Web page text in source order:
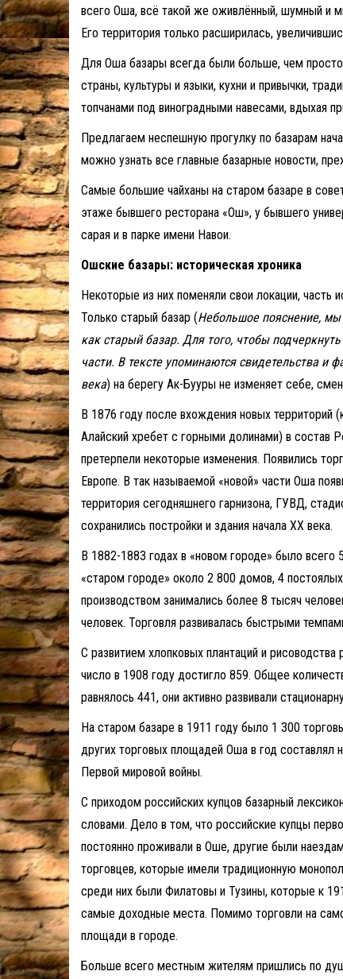
всего Оша, всё такой же оживлённый, шумный и
Его территория только расширилась,
Для Оша базары всегда были больше, чем просто
страны, культуры и языки, кухни и привычки,
топчанами под виноградными навесами, вдыхая
Предлагаем неспешную прогулку по базарам
можно узнать все главные базарные новости,
Самые большие чайханы на старом базаре в
этаже бывшего ресторана «Ош», у бывшего
сарая и в парке имени Навои.
Ошские базары: историческая хроника
Некоторые из них поменяли свои локации, часть
Только старый базар (Небольшое пояснение,
как старый базар. Для того, чтобы
части. В тексте упоминаются свидетельства и
века) на берегу Ак-Бууры не изменяет себе,
В 1876 году после вхождения новых территорий
Алайский хребет с горными долинами) в состав
претерпели некоторые изменения. Появились
Европе. В так называемой «новой» части Оша
территория сегодняшнего гарнизона, ГУВД,
сохранились постройки и здания начала ХХ века.
В 1882-1883 годах в «новом городе» было
«старом городе» около 2 800 домов, 4
производством занимались более 8 тысяч
человек. Торговля развивалась быстрыми
С развитием хлопковых плантаций и
число в 1908 году достигло 859. Общее
равнялось 441, они активно развивали
На старом базаре в 1911 году было 1 300
других торговых площадей Оша в год составлял
Первой мировой войны.
С приходом российских купцов базарный
словами. Дело в том, что российские купцы
постоянно проживали в Оше, другие были
торговцев, которые имели традиционную
среди них были Филатовы и Тузины, которые к
самые доходные места. Помимо торговли на
площади в городе.
Больше всего местным жителям пришлись по